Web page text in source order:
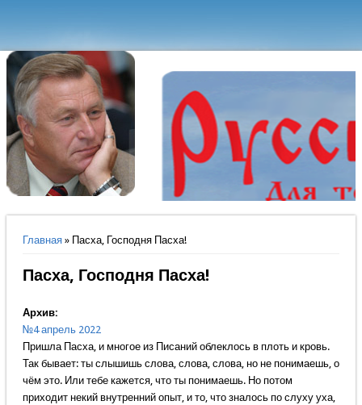
Вы здесь
Главная» Пасха, Господня Пасха!
Пасха, Господня Пасха!
Архив:
№4 апрель 2022
Пришла Пасха, и многое из Писаний облеклось в плоть и кровь.
Так бывает: ты слышишь слова, слова, слова, но не понимаешь, о
чём это. Или тебе кажется, что ты понимаешь. Но потом
приходит некий внутренний опыт, и то, что зналось по слуху уха,